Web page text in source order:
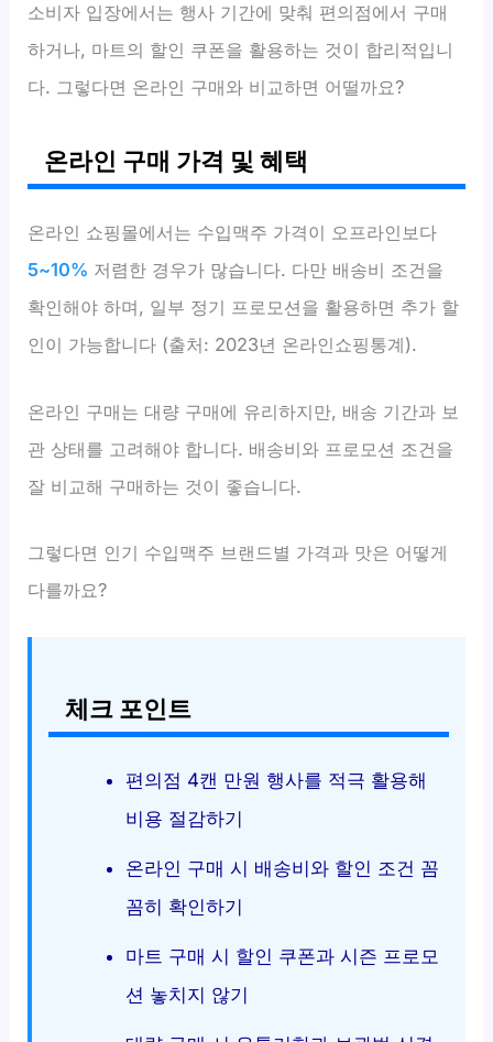
소비자 입장에서는 행사 기간에 맞춰 편의점에서 구매
하거나, 마트의 할인 쿠폰을 활용하는 것이 합리적입니
다. 그렇다면 온라인 구매와 비교하면 어떨까요?
온라인 구매 가격 및 혜택
온라인 쇼핑몰에서는 수입맥주 가격이 오프라인보다
5~10% 저렴한 경우가 많습니다. 다만 배송비 조건을
확인해야 하며, 일부 정기 프로모션을 활용하면 추가 할
인이 가능합니다 (출처: 2023년 온라인쇼핑통계).
온라인 구매는 대량 구매에 유리하지만, 배송 기간과 보
관 상태를 고려해야 합니다. 배송비와 프로모션 조건을
잘 비교해 구매하는 것이 좋습니다.
그렇다면 인기 수입맥주 브랜드별 가격과 맛은 어떻게
다를까요?
체크 포인트
편의점 4캔 만원 행사를 적극 활용해
비용 절감하기
온라인 구매 시 배송비와 할인 조건 꼼
꼼히 확인하기
마트 구매 시 할인 쿠폰과 시즌 프로모
션 놓치지 않기